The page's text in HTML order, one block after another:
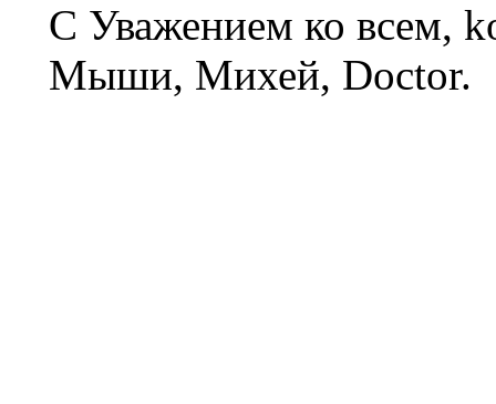
С Уважением ко всем,
Мыши, Михей, Doctor.